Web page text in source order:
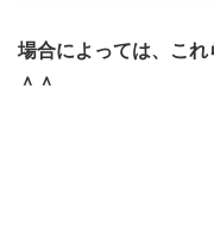
場合によっては、こ
＾＾